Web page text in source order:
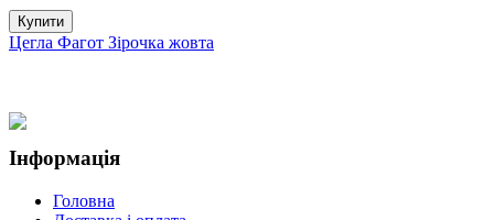
Купити
Цегла Фагот Зірочка жовта
Інформація
Головна